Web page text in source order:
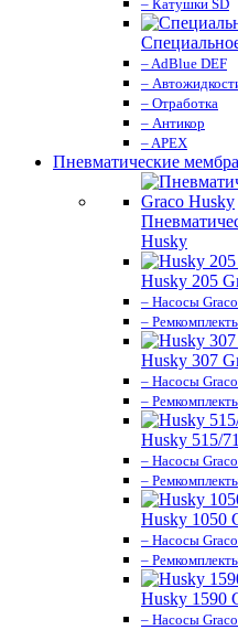
– Катушки SD
– AdBlue DEF
–
– Отработка
– Антикор
– APEX
Пневматические
Husky
Husky 205
– Насосы
–
Husky 307
– Насосы
–
Husky 515/
– Насосы
–
Husky 1050
– Насосы
–
Husky 1590
– Насосы